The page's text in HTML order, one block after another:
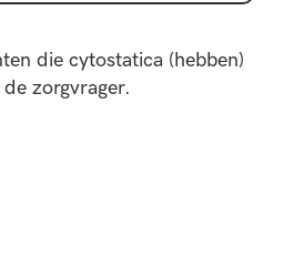
die cytostatica (hebben)
zorgvrager.